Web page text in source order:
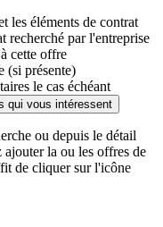
les éléments de contrat
recherché par l'entreprise
cette offre
(si présente)
le cas échéant
qui vous intéressent
ou depuis le détail
la ou les offres de
de cliquer sur l'icône